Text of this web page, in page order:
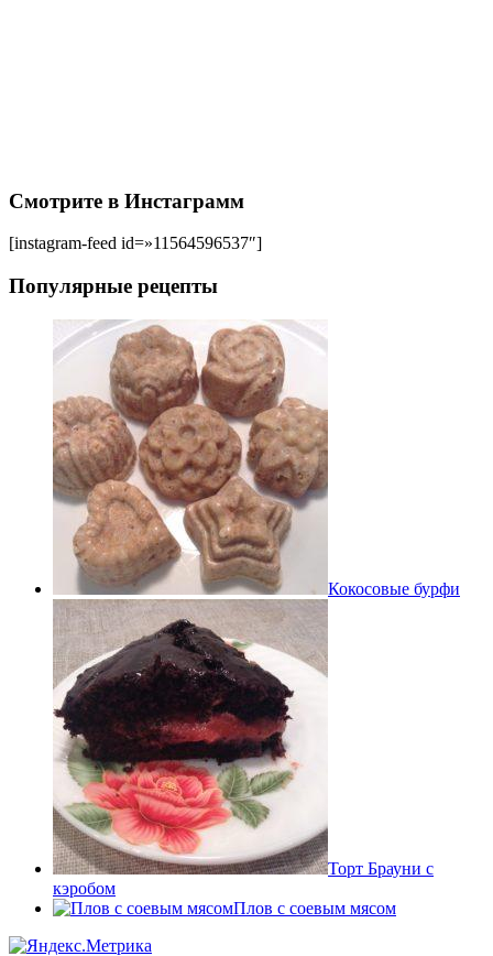
Смотрите в Инстаграмм
[instagram-feed id=»11564596537″]
Популярные рецепты
Кокосовые бурфи
Торт Брауни с
кэробом
Плов с соевым мясом